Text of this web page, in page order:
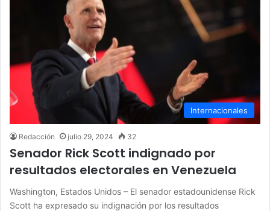
Internacionales
Redacción julio 29, 2024 32
Senador Rick Scott indignado por
resultados electorales en Venezuela
Washington, Estados Unidos – El senador estadounidense Rick
Scott ha expresado su indignación por los resultados